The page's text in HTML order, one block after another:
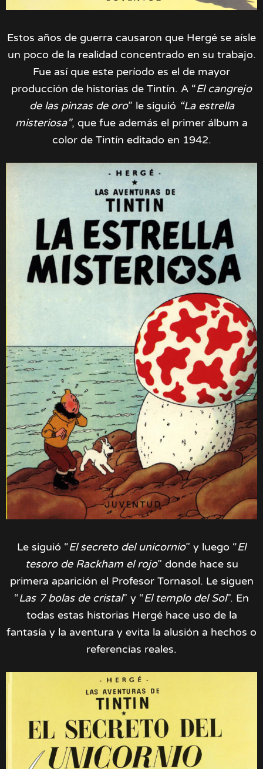
Estos años de guerra causaron que Hergé se aísle
un poco de la realidad concentrado en su trabajo.
Fue así que este período es el de mayor
producción de historias de Tintín. A “El cangrejo
de las pinzas de oro” le siguió “La estrella
misteriosa”, que fue además el primer álbum a
color de Tintín editado en 1942.
Le siguió “El secreto del unicornio” y luego “El
tesoro de Rackham el rojo” donde hace su
primera aparición el Profesor Tornasol. Le siguen
“Las 7 bolas de cristal” y “El templo del Sol”. En
todas estas historias Hergé hace uso de la
fantasía y la aventura y evita la alusión a hechos o
referencias reales.